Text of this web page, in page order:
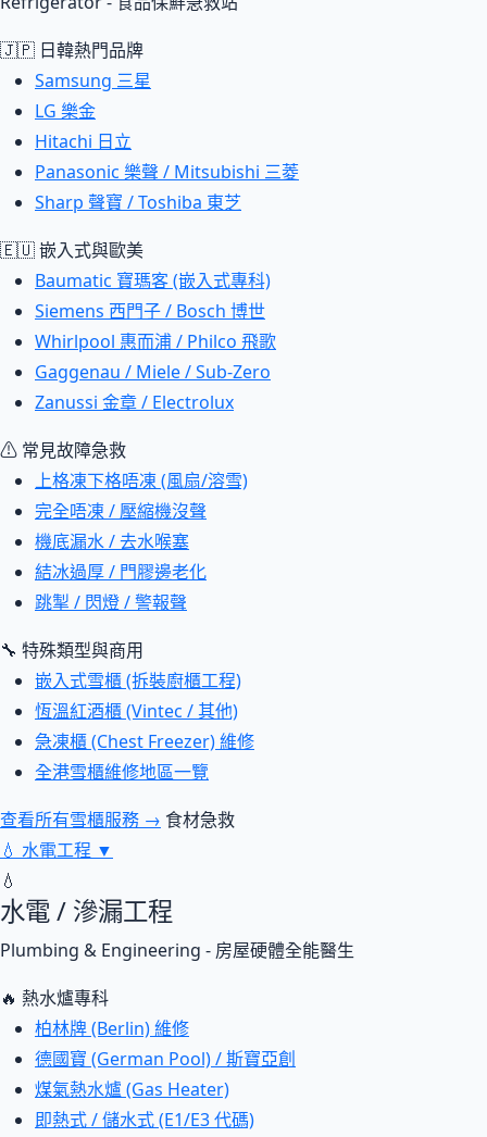
🇯🇵 日韓熱門品牌
Samsung 三星
LG 樂金
Hitachi 日立
Panasonic 樂聲 / Mitsubishi 三菱
Sharp 聲寶 / Toshiba 東芝
🇪🇺 嵌入式與歐美
Baumatic 寶瑪客 (嵌入式專科)
Siemens 西門子 / Bosch 博世
Whirlpool 惠而浦 / Philco 飛歌
Gaggenau / Miele / Sub-Zero
Zanussi 金章 / Electrolux
⚠ 常見故障急救
上格凍下格唔凍 (風扇/溶雪)
完全唔凍 / 壓縮機沒聲
機底漏水 / 去水喉塞
結冰過厚 / 門膠邊老化
跳掣 / 閃燈 / 警報聲
🔧 特殊類型與商用
嵌入式雪櫃 (拆裝廚櫃工程)
恆溫紅酒櫃 (Vintec / 其他)
急凍櫃 (Chest Freezer) 維修
全港雪櫃維修地區一覽
查看所有雪櫃服務 → 食材急救
💧 水電工程 ▼
💧
水電 / 滲漏工程
Plumbing & Engineering - 房屋硬體全能醫生
🔥 熱水爐專科
柏林牌 (Berlin) 維修
德國寶 (German Pool) / 斯寶亞創
煤氣熱水爐 (Gas Heater)
即熱式 / 儲水式 (E1/E3 代碼)